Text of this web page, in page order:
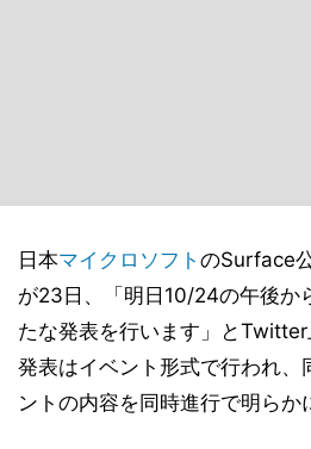
日本マイクロソフト のSurface
が23日、「明日10/24の午後か
たな発表を行います」と
発表はイベント形式で行われ、
ントの内容を同時進行で明らか